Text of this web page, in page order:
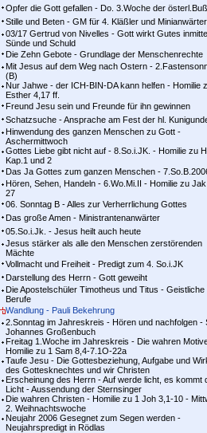
Opfer die Gott gefallen - Do. 3.Woche der
Stille und Beten - GM für 4. Kläßler und Minianwärter
03/17 Gertrud von Nivelles - Gott wirkt Gutes
Sünde und Schuld
Die Zehn Gebote - Grundlage der Menschenrechte
Mit Jesus auf dem Weg nach Ostern -
(B)
Nur Jahwe - der ICH-BIN-DA kann helfen - Homilie
Esther 4,17 ff.
Freund Jesu sein und Freunde für ihn gewinnen
Schatzsuche - Ansprache am Fest der hl.
Hinwendung des ganzen Menschen zu Gott -
Aschermittwoch
Gottes Liebe gibt nicht auf - 8.So.i.JK. - Homilie zu
Kap.1 und 2
Das Ja Gottes zum ganzen Menschen -
Hören, Sehen, Handeln - 6.Wo.Mi.II - Homilie zu
27
06. Sonntag B - Alles zur Verherrlichung Gottes
Das große Amen - Ministrantenanwärter
05.So.i.Jk. - Jesus heilt auch heute
Jesus stärker als alle den Menschen zerstörenden
Mächte
Vollmacht und Freiheit - Predigt zum 4. So.i.JK
Darstellung des Herrn - Gott geweiht
Die Apostelschüler Timotheus und Titus - Geistliche
Berufe
Wandlung - Pauli Bekehrung
2.Sonntag im Jahreskreis - Hören und nachfolgen -
Johannes Großenbuch
Freitag 1.Woche im Jahreskreis - Die wahren
Homilie zu 1 Sam 8,4-7.1O-22a
Taufe Jesu - Die Gottesbeziehung, Aufgabe und
des Gottesknechtes und wir Christen
Erscheinung des Herrn - Auf werde licht, es kommt
Licht - Aussendung der Sternsinger
Die wahren Christen - Homilie zu 1 Joh 3,1-10 -
2. Weihnachtswoche
Neujahr 2006 Gesegnet zum Segen werden -
Neujahrspredigt in Rödlas